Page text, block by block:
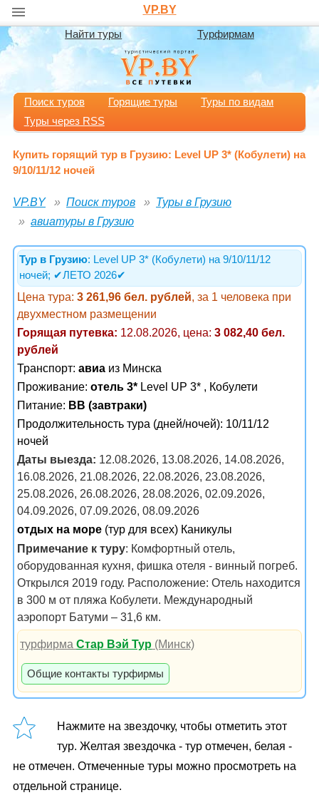
VP.BY
Найти туры Турфирмам
Поиск туров Горящие туры
Туры по видам
Туры через RSS
Купить горящий тур в Грузию: Level UP 3* (Кобулети) на
9/10/11/12 ночей
VP.BY Поиск туров
Туры в Грузию
авиатуры в Грузию
Тур в Грузию: Level UP 3* (Кобулети) на 9/10/11/12
ночей; ✔ЛЕТО 2026✔
Цена тура: 3 261,96 бел. рублей, за 1 человека при
двухместном размещении
Горящая путевка: 12.08.2026, цена: 3 082,40 бел.
рублей
Транспорт: авиа из Минска
Проживание: отель 3* Level UP 3* , Кобулети
Питание: BB (завтраки)
Продолжительность тура (дней/ночей): 10/11/12
ночей
Даты выезда: 12.08.2026, 13.08.2026, 14.08.2026,
16.08.2026, 21.08.2026, 22.08.2026, 23.08.2026,
25.08.2026, 26.08.2026, 28.08.2026, 02.09.2026,
04.09.2026, 07.09.2026, 08.09.2026
отдых на море (тур для всех) Каникулы
Примечание к туру: Комфортный отель,
оборудованная кухня, фишка отеля - винный погреб.
Открылся 2019 году. Расположение: Отель находится
в 300 м от пляжа Кобулети. Международный
аэропорт Батуми – 31,6 км.
турфирмаСтар Вэй Тур (Минск)
Общие контакты турфирмы
Нажмите на звездочку, чтобы отметить этот
тур. Желтая звездочка - тур отмечен, белая -
не отмечен. Отмеченные туры можно просмотреть на
отдельной странице.